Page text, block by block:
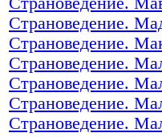
Страноведение.
Страноведение.
Страноведение.
Страноведение.
Страноведение.
Страноведение.